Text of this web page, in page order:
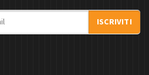
ISCRIVITI